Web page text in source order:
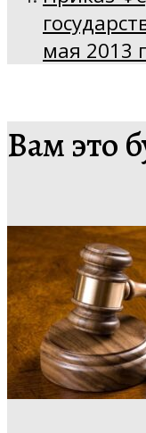
мая 2013
Вам это